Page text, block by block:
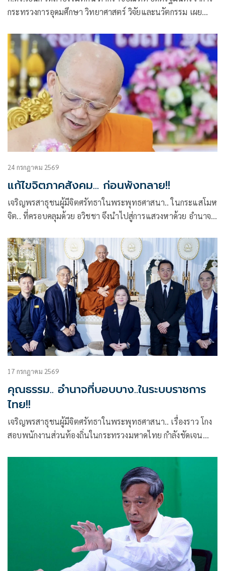
กระทรวงการอุดมศึกษา วิทยาศาสตร์ วิจัยและนวัตกรรม เผย
และนวัตกรรมสมัยใหม่”
24 กรกฎาคม 2569
แก้ไขจิตภาคสังคม... ก่อนพังทลาย!!
เจริญพรสาธุชนผู้มีจิตศรัทธาในพระพุทธศาสนา.. ในกระแสโมห
จิต.. ที่ครอบคลุมด้วย อวิชชา จึงนำไปสู่การแสวงหาด้วย อำนาจ
ปรารถนา..
17 กรกฎาคม 2569
คุณธรรม.. อำนาจที่บอบบาง..ในระบบราชการ
ไทย!!
เจริญพรสาธุชนผู้มีจิตศรัทธาในพระพุทธศาสนา.. เรื่องราว โกง
สอบพนักงานส่วนท้องถิ่นในกระทรวงมหาดไทย กำลังชัดเจน
ดี บ่งชี้ถึงความตั้งใจปราบทุจริตอย่างจริงจังของ นายอนุทิน ชาญ